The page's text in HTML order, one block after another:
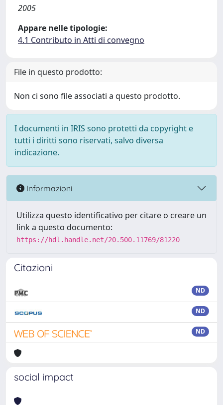
2005
Appare nelle tipologie:
4.1 Contributo in Atti di convegno
File in questo prodotto:
Non ci sono file associati a questo prodotto.
I documenti in IRIS sono protetti da copyright e
tutti i diritti sono riservati, salvo diversa
indicazione.
Informazioni
Utilizza questo identificativo per citare o creare un
link a questo documento:
https://hdl.handle.net/20.500.11769/81220
Citazioni
ND
ND
ND
social impact